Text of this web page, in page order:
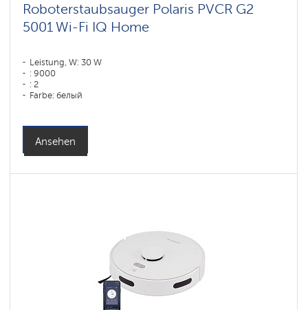
Roboterstaubsauger Polaris PVCR G2
5001 Wi-Fi IQ Home
Leistung, W: 30 W
: 9000
: 2
Farbe: белый
Ansehen